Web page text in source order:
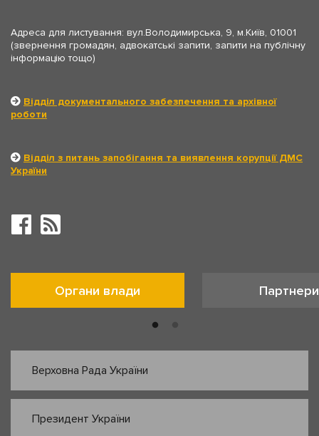
Адреса для листування: вул.Володимирська, 9, м.Київ, 01001
(звернення громадян, адвокатські запити, запити на публічну
інформацію тощо)
Відділ документального забезпечення та архівної
роботи
Відділ з питань запобігання та виявлення корупції ДМС
України
Органи влади Партнери
Верховна Рада України
Президент України